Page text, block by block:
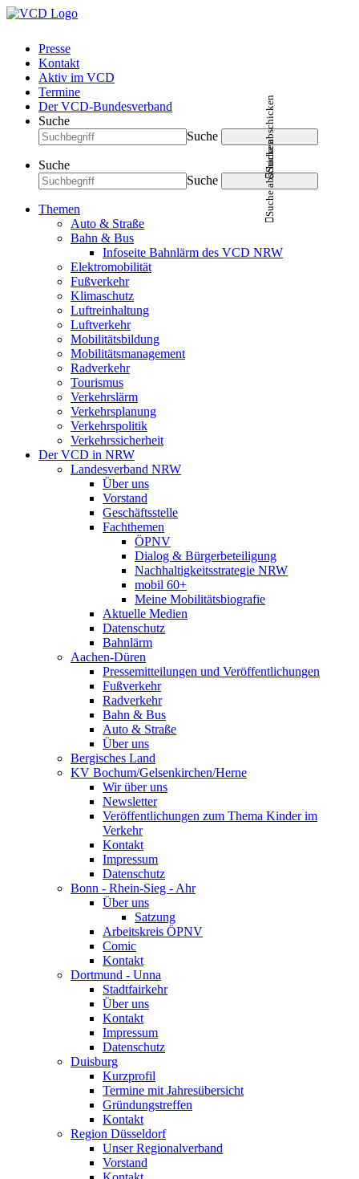
Presse
Kontakt
Aktiv im VCD
Termine
Der VCD-Bundesverband
Suche
Suche
Suche abschicken
Suche
Suche
Suche abschicken
Themen
Auto & Straße
Bahn & Bus
Infoseite Bahnlärm des VCD NRW
Elektromobilität
Fußverkehr
Klimaschutz
Luftreinhaltung
Luftverkehr
Mobilitätsbildung
Mobilitätsmanagement
Radverkehr
Tourismus
Verkehrslärm
Verkehrsplanung
Verkehrspolitik
Verkehrssicherheit
Der VCD in NRW
Landesverband NRW
Über uns
Vorstand
Geschäftsstelle
Fachthemen
ÖPNV
Dialog & Bürgerbeteiligung
Nachhaltigkeitsstrategie NRW
mobil 60+
Meine Mobilitätsbiografie
Aktuelle Medien
Datenschutz
Bahnlärm
Aachen-Düren
Pressemitteilungen und Veröffentlichungen
Fußverkehr
Radverkehr
Bahn & Bus
Auto & Straße
Über uns
Bergisches Land
KV Bochum/Gelsenkirchen/Herne
Wir über uns
Newsletter
Veröffentlichungen zum Thema Kinder im
Verkehr
Kontakt
Impressum
Datenschutz
Bonn - Rhein-Sieg - Ahr
Über uns
Satzung
Arbeitskreis ÖPNV
Comic
Kontakt
Dortmund - Unna
Stadtfairkehr
Über uns
Kontakt
Impressum
Datenschutz
Duisburg
Kurzprofil
Termine mit Jahresübersicht
Gründungstreffen
Kontakt
Region Düsseldorf
Unser Regionalverband
Vorstand